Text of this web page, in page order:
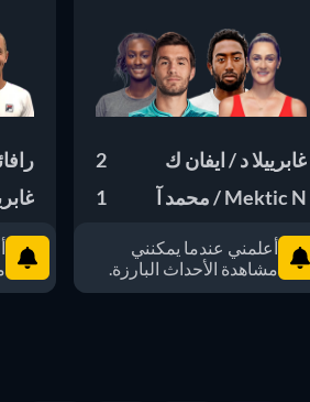
غابرييلا د / ايفان ك
2
Mektic N / محمد آ
1
أعلمني عندما يمكنني
مشاهدة الأحداث البارزة.